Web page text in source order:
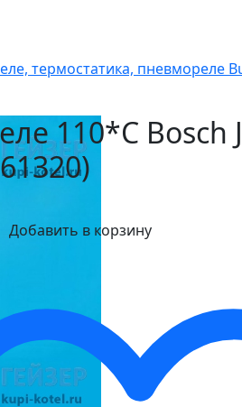
термостатика, пневмореле
110*С Bosch
Добавить в корзину